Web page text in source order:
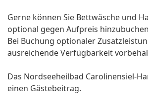
Gerne können Sie Bettwäsche und
optional gegen Aufpreis
Bei Buchung optionaler
ausreichende Verfügbarkeit
Das Nordseeheilbad Carolinensiel-
einen Gästebeitrag.